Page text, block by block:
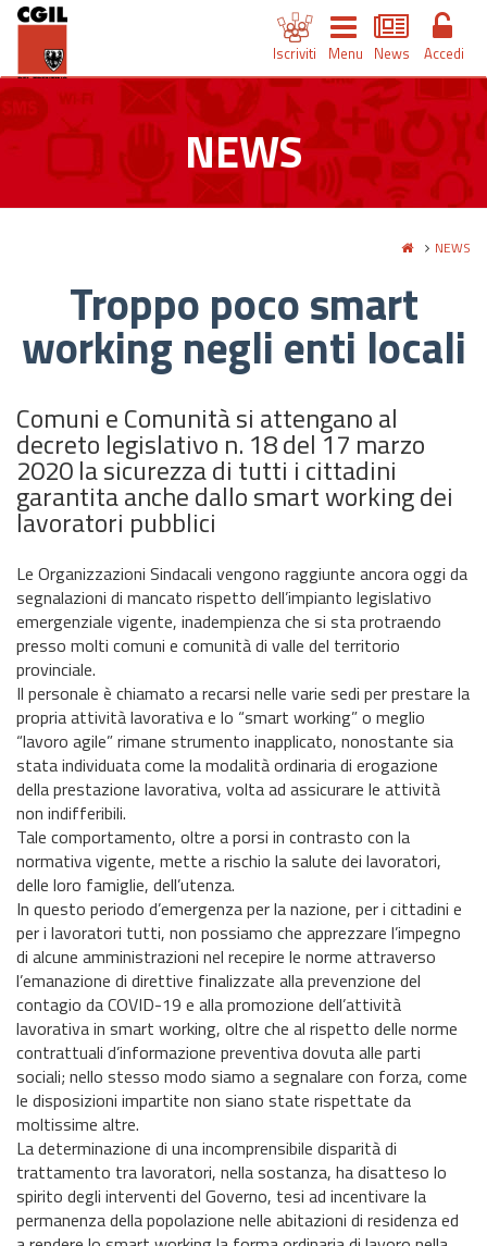
Iscriviti Menu News Accedi
NEWS
NEWS
Troppo poco smart
working negli enti locali
Comuni e Comunità si attengano al
decreto legislativo n. 18 del 17 marzo
2020 la sicurezza di tutti i cittadini
garantita anche dallo smart working dei
lavoratori pubblici
Le Organizzazioni Sindacali vengono raggiunte ancora oggi da
segnalazioni di mancato rispetto dell’impianto legislativo
emergenziale vigente, inadempienza che si sta protraendo
presso molti comuni e comunità di valle del territorio
provinciale.
Il personale è chiamato a recarsi nelle varie sedi per prestare la
propria attività lavorativa e lo “smart working” o meglio
“lavoro agile” rimane strumento inapplicato, nonostante sia
stata individuata come la modalità ordinaria di erogazione
della prestazione lavorativa, volta ad assicurare le attività
non indifferibili.
Tale comportamento, oltre a porsi in contrasto con la
normativa vigente, mette a rischio la salute dei lavoratori,
delle loro famiglie, dell’utenza.
In questo periodo d’emergenza per la nazione, per i cittadini e
per i lavoratori tutti, non possiamo che apprezzare l’impegno
di alcune amministrazioni nel recepire le norme attraverso
l’emanazione di direttive finalizzate alla prevenzione del
contagio da COVID-19 e alla promozione dell’attività
lavorativa in smart working, oltre che al rispetto delle norme
contrattuali d’informazione preventiva dovuta alle parti
sociali; nello stesso modo siamo a segnalare con forza, come
le disposizioni impartite non siano state rispettate da
moltissime altre.
La determinazione di una incomprensibile disparità di
trattamento tra lavoratori, nella sostanza, ha disatteso lo
spirito degli interventi del Governo, tesi ad incentivare la
permanenza della popolazione nelle abitazioni di residenza ed